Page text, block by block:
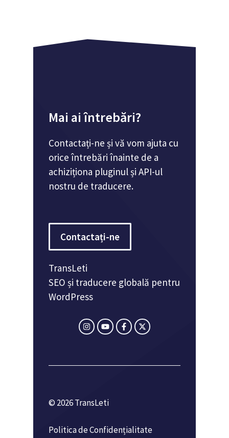
Mai ai întrebări?
Contactați-ne și vă vom ajuta cu
orice întrebări înainte de a
achiziționa pluginul și API-ul
nostru de traducere.
Contactați-ne
TransLeti
SEO și traducere globală pentru
WordPress
© 2026 TransLeti
Politica de Confidențialitate